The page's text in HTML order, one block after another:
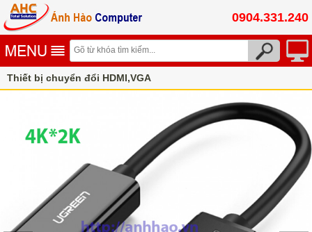
0904.331.240
Thiết bị chuyển đổi HDMI,VGA
Cáp chuyển đổi HDMI, Displayport, mini displayport sang